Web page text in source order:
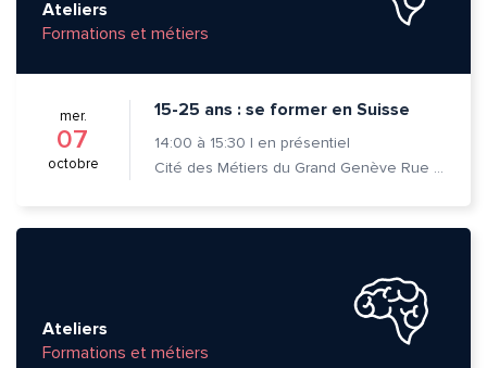
Ateliers
Formations et métiers
mer.
07
octobre
15-25 ans : se former en Suisse
14:00 à 15:30 | en présentiel
Cité des Métiers du Grand Genève Rue Prévost-Martin 6 1205 Genève
Ateliers
Formations et métiers